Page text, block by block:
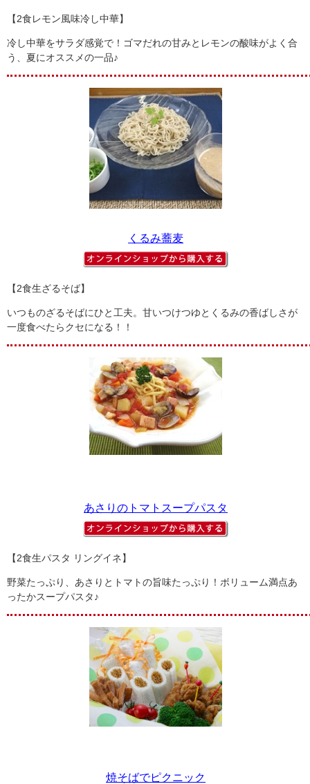
【2食レモン風味冷し中華】
冷し中華をサラダ感覚で！ゴマだれの甘みとレモンの酸味がよく合
う、夏にオススメの一品♪
くるみ蕎麦
【2食生ざるそば】
いつものざるそばにひと工夫。甘いつけつゆとくるみの香ばしさが
一度食べたらクセになる！！
あさりのトマトスープパスタ
【2食生パスタ リングイネ】
野菜たっぷり、あさりとトマトの旨味たっぷり！ボリューム満点あ
ったかスープパスタ♪
焼そばでピクニック